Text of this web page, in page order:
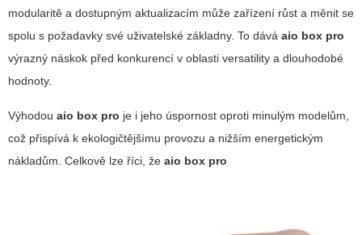
modularitě a dostupným aktualizacím může zařízení růst a měnit se
spolu s požadavky své uživatelské základny. To dává aio box pro
výrazný náskok před konkurencí v oblasti versatility a dlouhodobé
hodnoty.
Výhodou aio box pro je i jeho úspornost oproti minulým modelům,
což přispívá k ekologičtějšímu provozu a nižším energetickým
nákladům. Celkově lze říci, že aio box pro